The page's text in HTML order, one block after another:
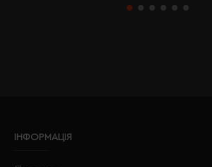
ІНФОРМАЦІЯ